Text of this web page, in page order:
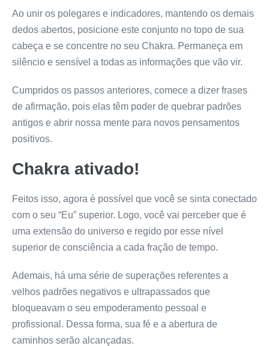
Ao unir os polegares e indicadores, mantendo os demais
dedos abertos, posicione este conjunto no topo de sua
cabeça e se concentre no seu Chakra. Permaneça em
silêncio e sensível a todas as informações que vão vir.
Cumpridos os passos anteriores, comece a dizer frases
de afirmação, pois elas têm poder de quebrar padrões
antigos e abrir nossa mente para novos pensamentos
positivos.
Chakra ativado!
Feitos isso, agora é possível que você se sinta conectado
com o seu “Eu” superior. Logo, você vai perceber que é
uma extensão do universo e regido por esse nível
superior de consciência a cada fração de tempo.
Ademais, há uma série de superações referentes a
velhos padrões negativos e ultrapassados que
bloqueavam o seu empoderamento pessoal e
profissional. Dessa forma, sua fé e a abertura de
caminhos serão alcançadas.